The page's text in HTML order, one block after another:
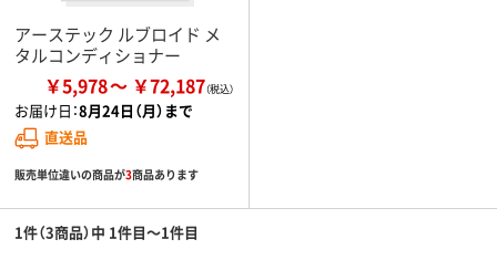
アーステック ルブロイド メ
タルコンディショナー
￥5,978 ￥72,187
お届け日：8月24日（月）まで
直送品
販売単位違いの商品が3商品あります
1件（3商品）中 1件目～1件目